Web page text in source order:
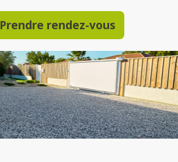
Prendre rendez-vous